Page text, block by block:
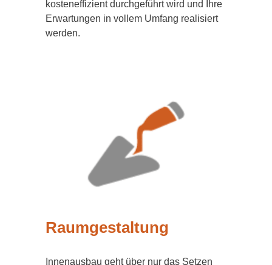
kosteneffizient durchgeführt wird und Ihre
Erwartungen in vollem Umfang realisiert
werden.
Raumgestaltung
Innenausbau geht über nur das Setzen